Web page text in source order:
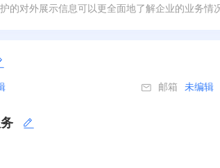
的对外展示信息可以更全面地了解企业的业务
邮箱 未编辑